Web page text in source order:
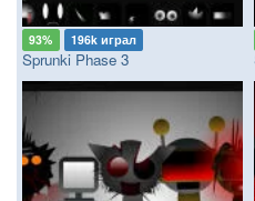
93% 196k играл
Sprunki Phase 3